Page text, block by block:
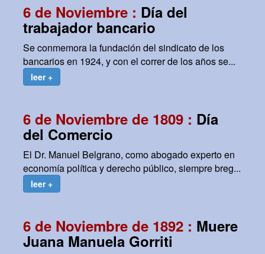
6 de Noviembre : Día del
trabajador bancario
Se conmemora la fundación del sindicato de los
bancarios en 1924, y con el correr de los años se...
leer +
6 de Noviembre de 1809 : Día
del Comercio
El Dr. Manuel Belgrano, como abogado experto en
economía política y derecho público, siempre breg...
leer +
6 de Noviembre de 1892 : Muere
Juana Manuela Gorriti